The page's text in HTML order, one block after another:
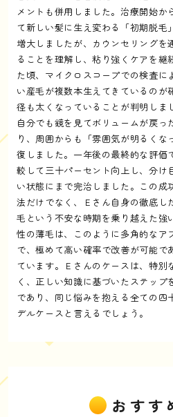
メントも併用しました。治療開始か
て新しい髪に生え変わる「初期脱毛
増大しましたが、カウンセリングを
ることを理解し、粘り強くケアを継
た頃、マイクロスコープでの検査に
い産毛が複数本生えてきているのが
径も太くなっていることが判明しま
自分でも鏡を見てボリュームが戻っ
り、周囲からも「雰囲気が明るく
復しました。一年後の最終的な評価
較して三十パーセント向上し、分け
い状態にまで完治しました。この成
法だけでなく、Ｅさん自身の徹底し
毛という不安な時期を乗り越えた強
性の薄毛は、このように多角的なア
で、極めて高い確率で改善が可能で
ています。Ｅさんのケースは、特別
く、正しい知識に基づいたステッ
であり、同じ悩みを抱える全ての四
デルケースと言えるでしょう。
おすす